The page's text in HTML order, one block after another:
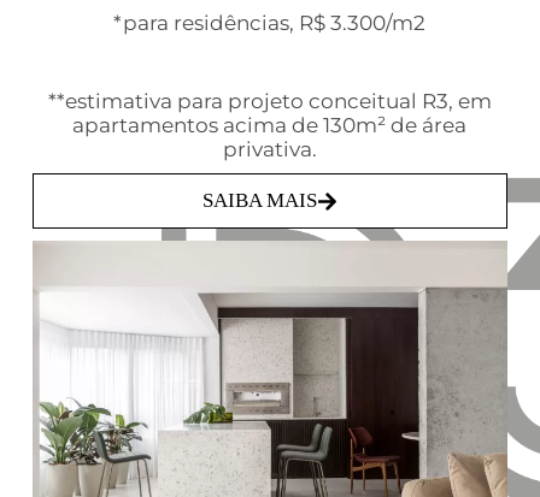
*para residências, R$ 3.300/m2
**estimativa para projeto conceitual R3, em
apartamentos acima de 130m² de área
privativa.
SAIBA MAIS